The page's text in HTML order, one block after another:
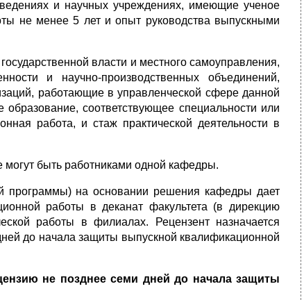
и научных учреждениях, имеющие ученое
не менее 5 лет и опыт руководства выпускными
власти и местно­го самоуправления,
и научно-производственных объединений,
работающие в управленческой сфере данной
соответствующее специальности или
работа, и стаж практической деятельности в
могут быть работниками од­ной кафедры.
программы) на основании решения кафедры дает
работы в деканат факультета (в дирекцию
работы в филиалах. Рецензент назначается
до начала защиты выпускной квалификационной
не позднее семи дней до начала защиты